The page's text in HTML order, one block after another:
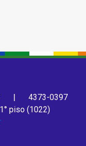
| 4373-0397
piso (1022)